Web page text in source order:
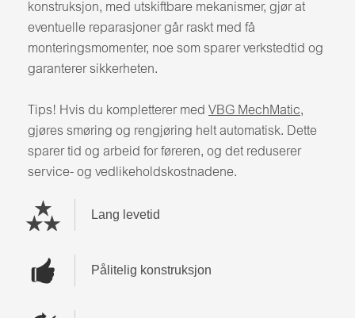
konstruksjon, med utskiftbare mekanismer, gjør at
eventuelle reparasjoner går raskt med få
monteringsmomenter, noe som sparer verkstedtid og
garanterer sikkerheten.
Tips! Hvis du kompletterer med VBG MechMatic,
gjøres smøring og rengjøring helt automatisk. Dette
sparer tid og arbeid for føreren, og det reduserer
service- og vedlikeholdskostnadene.
Lang levetid
Pålitelig konstruksjon